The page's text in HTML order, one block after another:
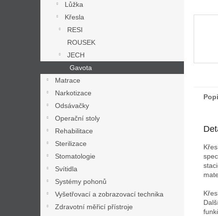
Lůžka
Křesla
RESI
ROUSEK
JECH
Gavota
Matrace
Narkotizace
Odsávačky
Operační stoly
Rehabilitace
Sterilizace
Stomatologie
Svítidla
Systémy pohonů
Vyšetřovací a zobrazovací technika
Zdravotní měřicí přístroje